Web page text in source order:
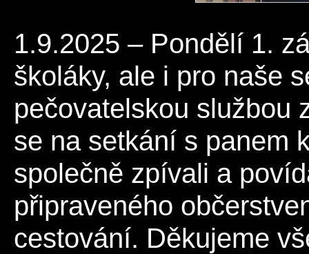
1.9.2025 – Pondělí 1.
školáky, ale i pro naše
pečovatelskou službou
se na setkání s panem
společně zpívali a
připraveného
cestování. Děkujeme